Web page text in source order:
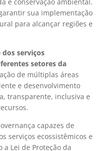
sua implementação
para alcançar regiões e
serviços
setores da
de múltiplas áreas
e desenvolvimento
transparente, inclusiva e
capazes de
serviços ecossistêmicos e
Lei de Proteção da